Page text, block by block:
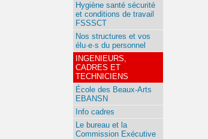
Hygiène santé sécurité
et conditions de travail
FSSSCT
Nos structures et vos
élu·e·s du personnel
INGENIEURS,
CADRES ET
TECHNICIENS
École des Beaux-Arts
EBANSN
Info cadres
Le bureau et la
Commission Exécutive